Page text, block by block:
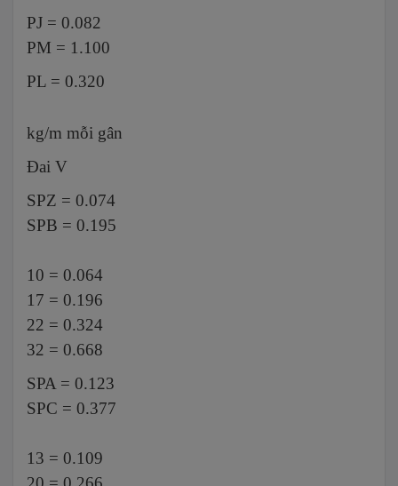
PJ = 0.082
PM = 1.100
PL = 0.320
kg/m mỗi gân
Đai V
SPZ = 0.074
SPB = 0.195
10 = 0.064
17 = 0.196
22 = 0.324
32 = 0.668
SPA = 0.123
SPC = 0.377
13 = 0.109